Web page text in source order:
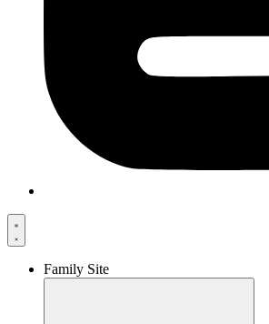
Family Site